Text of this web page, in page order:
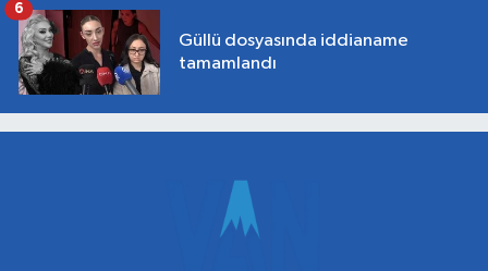
Güllü dosyasında iddianame
tamamlandı
6